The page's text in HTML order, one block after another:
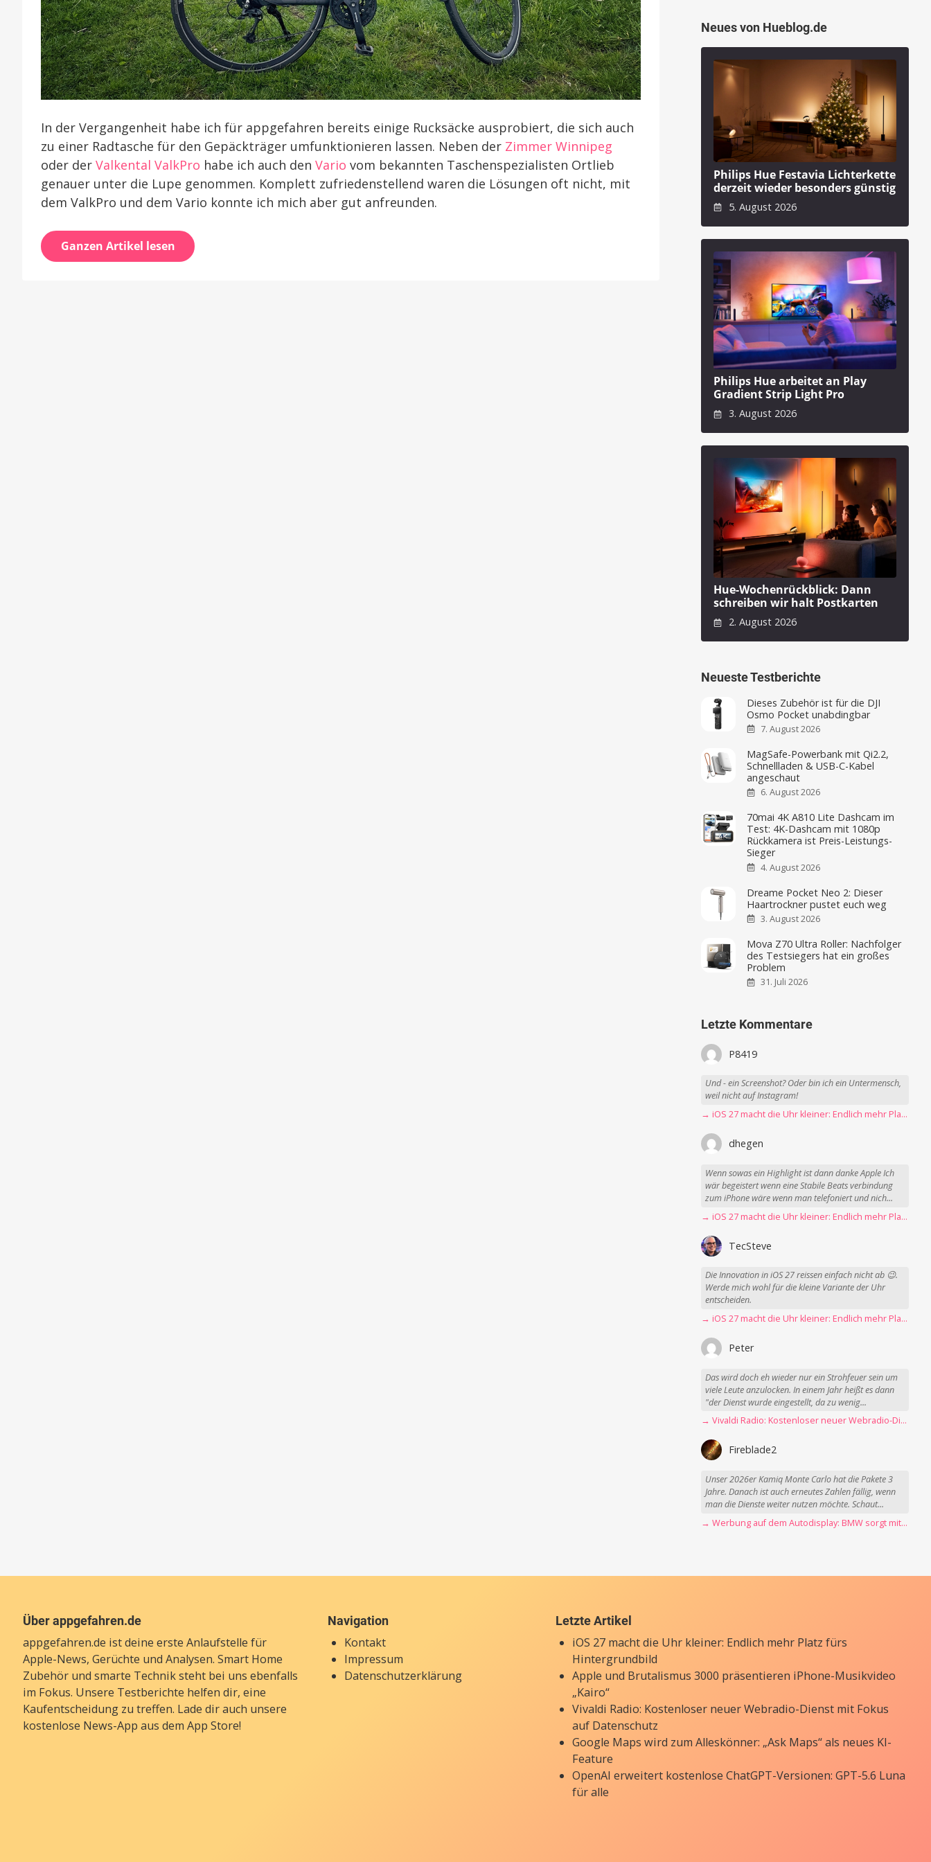
In der Vergangenheit habe ich für appgefahren bereits einige Rucksäcke ausprobiert, die sich auch
zu einer Radtasche für den Gepäckträger umfunktionieren lassen. Neben der Zimmer Winnipeg
oder der Valkental ValkPro habe ich auch den Vario vom bekannten Taschenspezialisten Ortlieb
genauer unter die Lupe genommen. Komplett zufriedenstellend waren die Lösungen oft nicht, mit
dem ValkPro und dem Vario konnte ich mich aber gut anfreunden.
Ganzen Artikel lesen
Neues von Hueblog.de
Philips Hue Festavia Lichterkette
derzeit wieder besonders günstig
5. August 2026
Philips Hue arbeitet an Play
Gradient Strip Light Pro
3. August 2026
Hue-Wochenrückblick: Dann
schreiben wir halt Postkarten
2. August 2026
Neueste Testberichte
Dieses Zubehör ist für die DJI
Osmo Pocket unabdingbar
7. August 2026
MagSafe-Powerbank mit Qi2.2,
Schnellladen & USB-C-Kabel
angeschaut
6. August 2026
70mai 4K A810 Lite Dashcam im
Test: 4K-Dashcam mit 1080p
Rückkamera ist Preis-Leistungs-
Sieger
4. August 2026
Dreame Pocket Neo 2: Dieser
Haartrockner pustet euch weg
3. August 2026
Mova Z70 Ultra Roller: Nachfolger
des Testsiegers hat ein großes
Problem
31. Juli 2026
Letzte Kommentare
P8419
Und - ein Screenshot? Oder bin ich ein Untermensch,
weil nicht auf Instagram!
→ iOS 27 macht die Uhr kleiner: Endlich mehr Platz fürs Hintergrundbild
dhegen
Wenn sowas ein Highlight ist dann danke Apple Ich
wär begeistert wenn eine Stabile Beats verbindung
zum iPhone wäre wenn man telefoniert und nich...
→ iOS 27 macht die Uhr kleiner: Endlich mehr Platz fürs Hintergrundbild
TecSteve
Die Innovation in iOS 27 reissen einfach nicht ab 😉.
Werde mich wohl für die kleine Variante der Uhr
entscheiden.
→ iOS 27 macht die Uhr kleiner: Endlich mehr Platz fürs Hintergrundbild
Peter
Das wird doch eh wieder nur ein Strohfeuer sein um
viele Leute anzulocken. In einem Jahr heißt es dann
"der Dienst wurde eingestellt, da zu wenig...
→ Vivaldi Radio: Kostenloser neuer Webradio-Dienst mit Fokus auf Datenschutz
Fireblade2
Unser 2026er Kamiq Monte Carlo hat die Pakete 3
Jahre. Danach ist auch erneutes Zahlen fällig, wenn
man die Dienste weiter nutzen möchte. Schaut...
→ Werbung auf dem Autodisplay: BMW sorgt mit Spider-Man-Werbung für scharfe Kritik
Über appgefahren.de
appgefahren.de ist deine erste Anlaufstelle für
Apple-News, Gerüchte und Analysen. Smart Home
Zubehör und smarte Technik steht bei uns ebenfalls
im Fokus. Unsere Testberichte helfen dir, eine
Kaufentscheidung zu treffen. Lade dir auch unsere
kostenlose News-App aus dem App Store!
Navigation
Kontakt
Impressum
Datenschutzerklärung
Letzte Artikel
iOS 27 macht die Uhr kleiner: Endlich mehr Platz fürs
Hintergrundbild
Apple und Brutalismus 3000 präsentieren iPhone-Musikvideo
„Kairo“
Vivaldi Radio: Kostenloser neuer Webradio-Dienst mit Fokus
auf Datenschutz
Google Maps wird zum Alleskönner: „Ask Maps“ als neues KI-
Feature
OpenAI erweitert kostenlose ChatGPT-Versionen: GPT-5.6 Luna
für alle